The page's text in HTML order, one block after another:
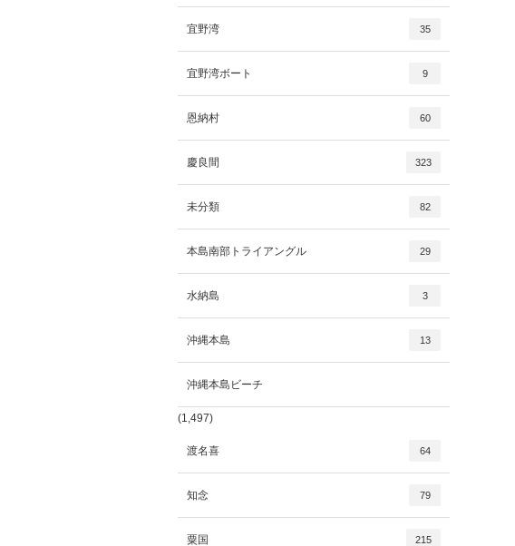
宜野湾 35
宜野湾ボート 9
恩納村 60
慶良間 323
未分類 82
本島南部トライアングル 29
水納島 3
沖縄本島 13
沖縄本島ビーチ
(1,497)
渡名喜 64
知念 79
粟国 215